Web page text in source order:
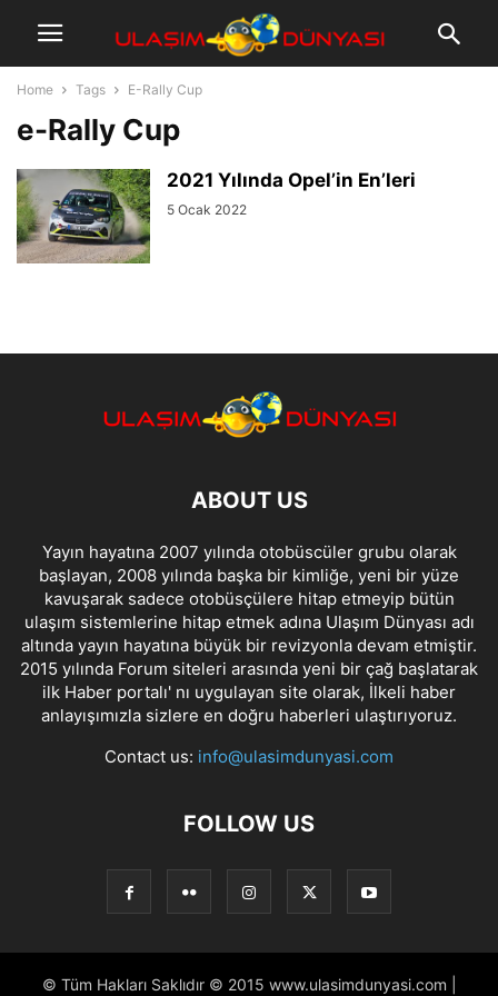
Home Tags E-Rally Cup
e-Rally Cup
2021 Yılında Opel’in En’leri
5 Ocak 2022
ABOUT US
Yayın hayatına 2007 yılında otobüscüler grubu olarak
başlayan, 2008 yılında başka bir kimliğe, yeni bir yüze
kavuşarak sadece otobüsçülere hitap etmeyip bütün
ulaşım sistemlerine hitap etmek adına Ulaşım Dünyası adı
altında yayın hayatına büyük bir revizyonla devam etmiştir.
2015 yılında Forum siteleri arasında yeni bir çağ başlatarak
ilk Haber portalı' nı uygulayan site olarak, İlkeli haber
anlayışımızla sizlere en doğru haberleri ulaştırıyoruz.
Contact us: info@ulasimdunyasi.com
FOLLOW US
© Tüm Hakları Saklıdır © 2015 www.ulasimdunyasi.com |